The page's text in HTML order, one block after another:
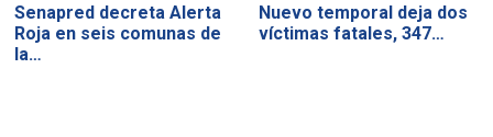
Senapred decreta Alerta
Roja en seis comunas de
la…
Nuevo temporal deja dos
víctimas fatales, 347…